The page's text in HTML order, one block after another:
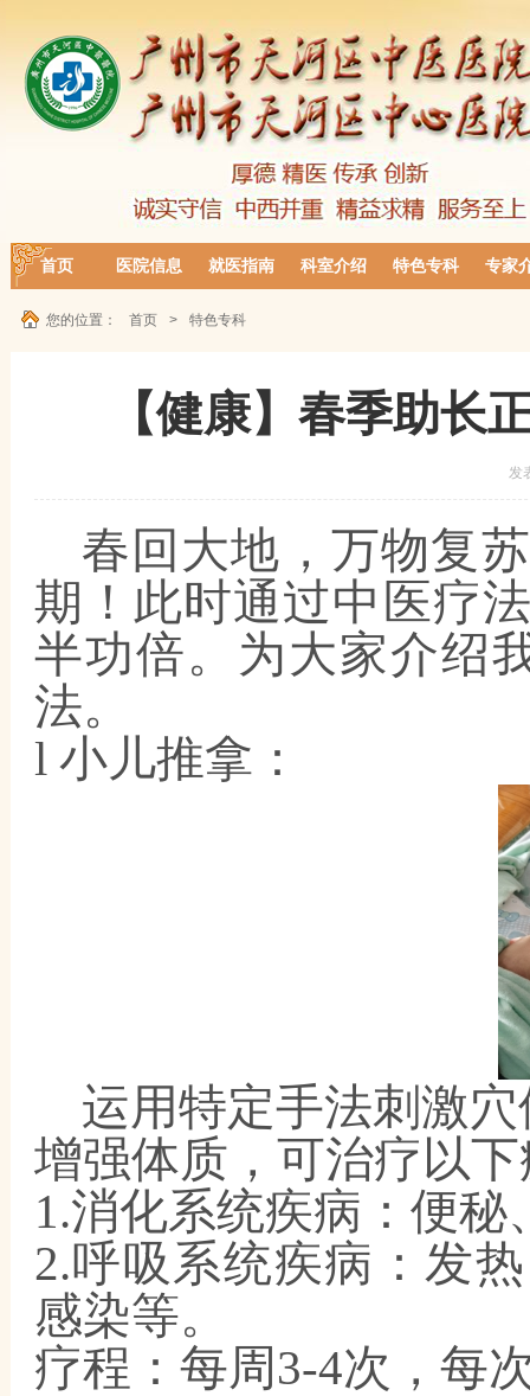
首页 医院信息 就医指南 科室介绍 特色专科 专家
您的位置： 首页 > 特色专科
【健康】春季助长
发
春回大地 ，万物复
期！ 此时通过中医疗
半功倍。为大家介绍
法。
l 小儿推拿：
运用特定手法刺激
增强体质 ， 可治疗以
1.消化系统疾病：便
2.呼吸系统疾病：发
感染等。
疗程：每周3-4次，每